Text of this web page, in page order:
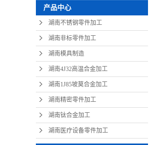
产品中心
湖南不锈钢零件加工
湖南非标零件加工
湖南模具制造
湖南4J32高温合金加工
湖南1J85坡莫合金加工
湖南精密零件加工
湖南钛合金加工
湖南医疗设备零件加工